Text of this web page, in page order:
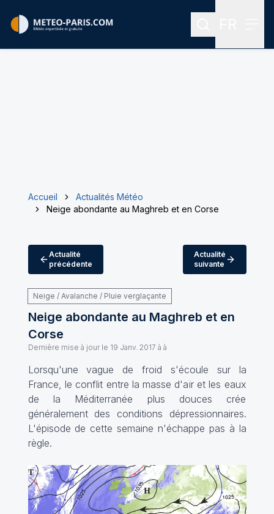
Rechercher
Accueil
Actualités Météo
Neige abondante au Maghreb et en Corse
Actualité
précédente
Actualité
suivante
Neige / Avalanche / Pluie verglaçante
Neige abondante au Maghreb et en
Corse
Dernière mise à jour le 19 Janv. 2017 à à
Lorsqu'une vague de froid s'écoule sur la
France, le conflit entre la masse d'air et les eaux
de la Méditerranée plus douces crée
généralement des conditions dépressionnaires.
L'épisode de cette semaine n'échappe pas à la
règle.